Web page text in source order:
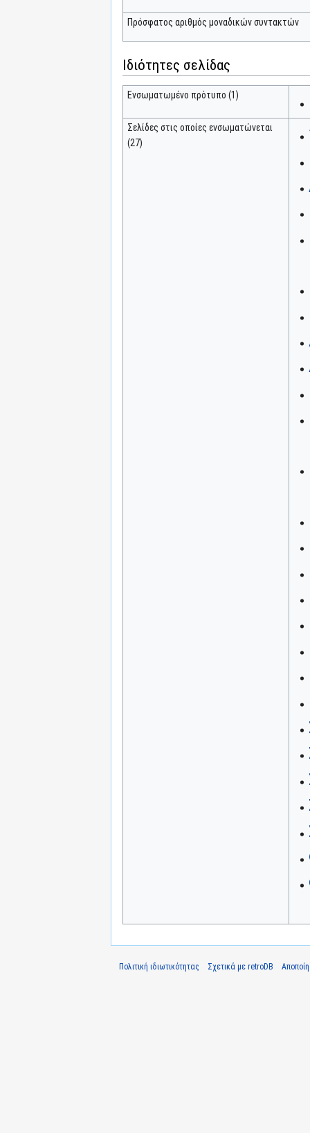
Πρόσφατος αριθμός μοναδικών συντακτών
Ιδιότητες σελίδας
Ενσωματωμένο πρότυπο (1)
Σελίδες στις οποίες ενσωματώνεται
(27)
Πολιτική ιδιωτικότητας Σχετικά με retroDB